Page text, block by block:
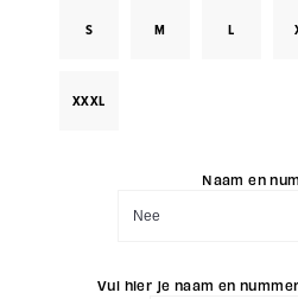
S M L
XXXL
Naam en
Vul hier je naam en